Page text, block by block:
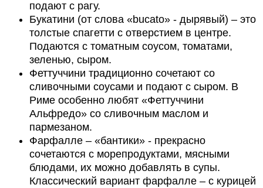
подают с рагу.
Букатини (от слова «bucato» - дырявый) – это
толстые спагетти с отверстием в центре.
Подаются с томатным соусом, томатами,
зеленью, сыром.
Феттуччини традиционно сочетают со
сливочными соусами и подают с сыром. В
Риме особенно любят «Феттуччини
Альфредо» со сливочным маслом и
пармезаном.
Фарфалле – «бантики» - прекрасно
сочетаются с морепродуктами, мясными
блюдами, их можно добавлять в супы.
Классический вариант фарфалле – с курицей